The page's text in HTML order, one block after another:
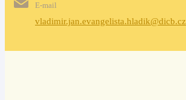
E-mail
vladimir.jan.evangelista.hladik@dicb.cz